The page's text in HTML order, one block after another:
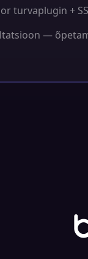
turvaplugin +
—